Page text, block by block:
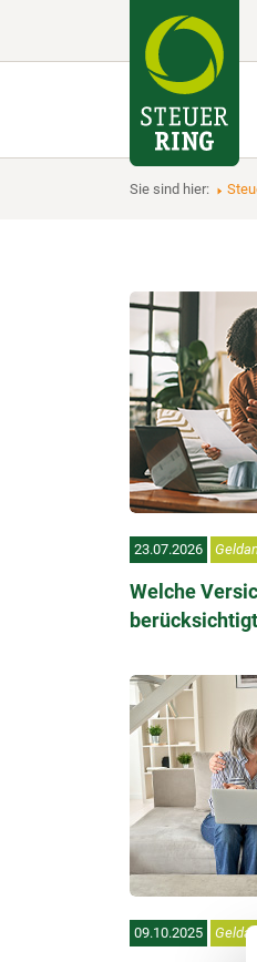
Sie sind hier:
23.07.2026
Welche
09.10.2025